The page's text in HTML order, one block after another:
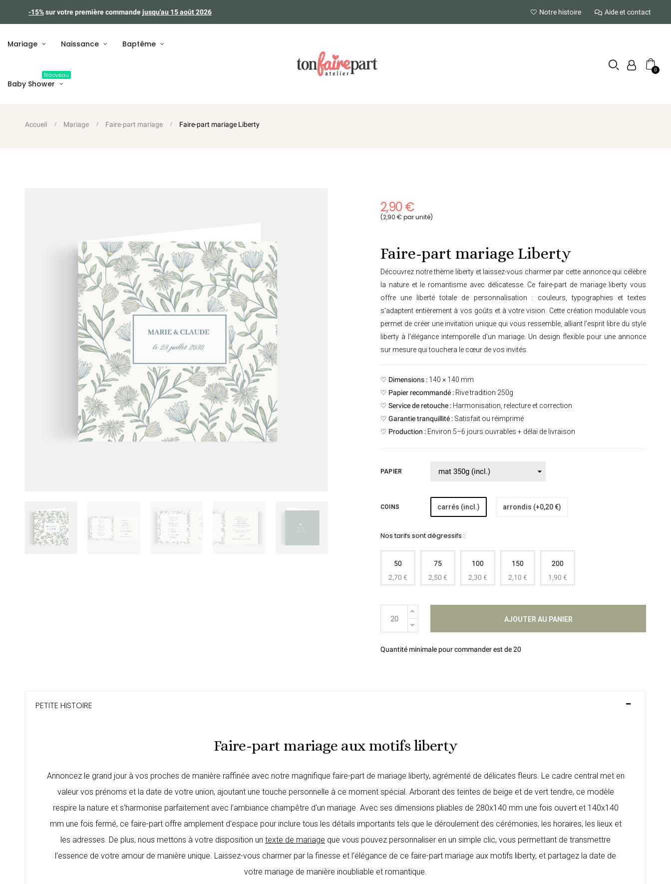
-15%sur votre première commandejusqu'au 15 août 2026 Notre histoire Aide et contact
Mariage Naissance Baptême
Baby Shower
Nouveau
Accueil Mariage Faire-part mariage Faire-part mariage Liberty
2,90 €
(2,90 € par unité)
Faire-part mariage Liberty
Découvrez notre thème liberty et laissez-vous charmer par cette annonce qui célèbre
la nature et le romantisme avec délicatesse. Ce faire-part de mariage liberty vous
offre une liberté totale de personnalisation : couleurs, typographies et textes
s'adaptent entièrement à vos goûts et à votre vision. Cette création modulable vous
permet de créer une invitation unique qui vous ressemble, alliant l'esprit libre du style
liberty à l'élégance intemporelle d'un mariage. Un design flexible pour une annonce
sur mesure qui touchera le cœur de vos invités.
♡ Dimensions : 140 × 140 mm
♡ Papier recommandé : Rive tradition 250g
♡ Service de retouche : Harmonisation, relecture et correction
♡ Garantie tranquillité : Satisfait ou réimprimé
♡ Production : Environ 5–6 jours ouvrables + délai de livraison
PAPIER
COINS carrés (incl.) arrondis (+0,20 €)
Nos tarifs sont dégressifs :
50
2,70 €
75
2,50 €
100
2,30 €
150
2,10 €
200
1,90 €
AJOUTER AU PANIER
Quantité minimale pour commander est de 20
PETITE HISTOIRE
Faire-part mariage aux motifs liberty
Annoncez le grand jour à vos proches de manière raffinée avec notre magnifique faire-part de mariage liberty, agrémenté de délicates fleurs. Le cadre central met en
valeur vos prénoms et la date de votre union, ajoutant une touche personnelle à ce moment spécial. Arborant des teintes de beige et de vert tendre, ce modèle
respire la nature et s'harmonise parfaitement avec l'ambiance champêtre d'un mariage. Avec ses dimensions pliables de 280x140 mm une fois ouvert et 140x140
mm une fois fermé, ce faire-part offre amplement d'espace pour inclure tous les détails importants tels que le déroulement des cérémonies, les horaires, les lieux et
les adresses. De plus, nous mettons à votre disposition un texte de mariage que vous pouvez personnaliser en un simple clic, vous permettant de transmettre
l'essence de votre amour de manière unique. Laissez-vous charmer par la finesse et l'élégance de ce faire-part mariage aux motifs liberty, et partagez la date de
votre mariage de manière inoubliable et romantique.